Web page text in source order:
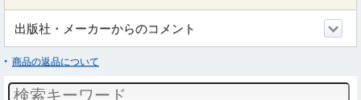
出版社・メーカーからのコメント
商品の返品について